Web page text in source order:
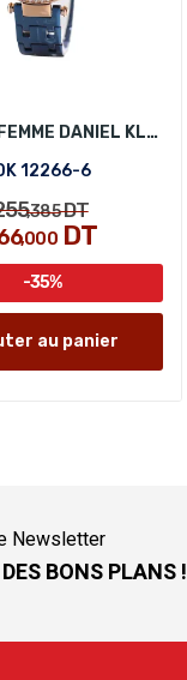
MONTRE FEMME DANIEL KLEIN DK 12266-6
12266-6
,385DT
,000DT
-35%
au panier
Newsletter
BONS PLANS !